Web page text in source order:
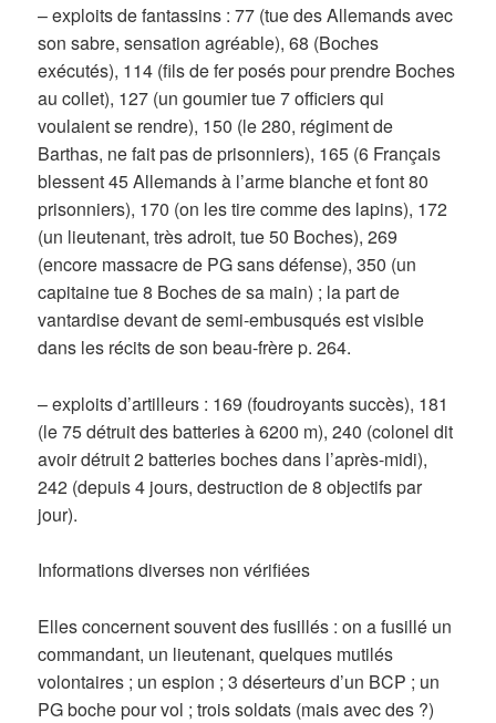
– exploits de fantassins : 77 (tue des Allemands avec
son sabre, sensation agréable), 68 (Boches
exécutés), 114 (fils de fer posés pour prendre Boches
au collet), 127 (un goumier tue 7 officiers qui
voulaient se rendre), 150 (le 280, régiment de
Barthas, ne fait pas de prisonniers), 165 (6 Français
blessent 45 Allemands à l’arme blanche et font 80
prisonniers), 170 (on les tire comme des lapins), 172
(un lieutenant, très adroit, tue 50 Boches), 269
(encore massacre de PG sans défense), 350 (un
capitaine tue 8 Boches de sa main) ; la part de
vantardise devant de semi-embusqués est visible
dans les récits de son beau-frère p. 264.
– exploits d’artilleurs : 169 (foudroyants succès), 181
(le 75 détruit des batteries à 6200 m), 240 (colonel dit
avoir détruit 2 batteries boches dans l’après-midi),
242 (depuis 4 jours, destruction de 8 objectifs par
jour).
Informations diverses non vérifiées
Elles concernent souvent des fusillés : on a fusillé un
commandant, un lieutenant, quelques mutilés
volontaires ; un espion ; 3 déserteurs d’un BCP ; un
PG boche pour vol ; trois soldats (mais avec des ?)